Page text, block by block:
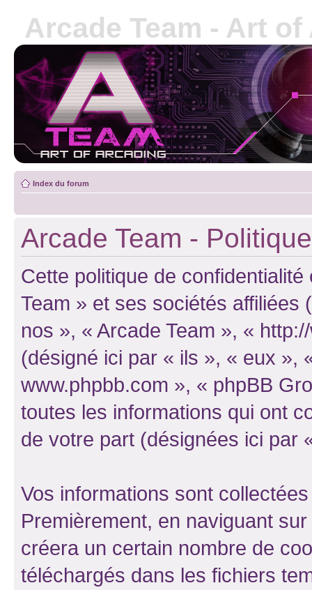
Arcade Team - Art
Index du forum
Arcade Team -
Cette politique de
Team » et ses sociétés affiliées
nos », « Arcade Team », «
(désigné ici par « ils », « eux »,
www.phpbb.com », « phpBB
toutes les informations qui ont
de votre part (désignées ici par
Vos informations sont
Premièrement, en naviguant
créera un certain nombre de
téléchargés dans les fichiers